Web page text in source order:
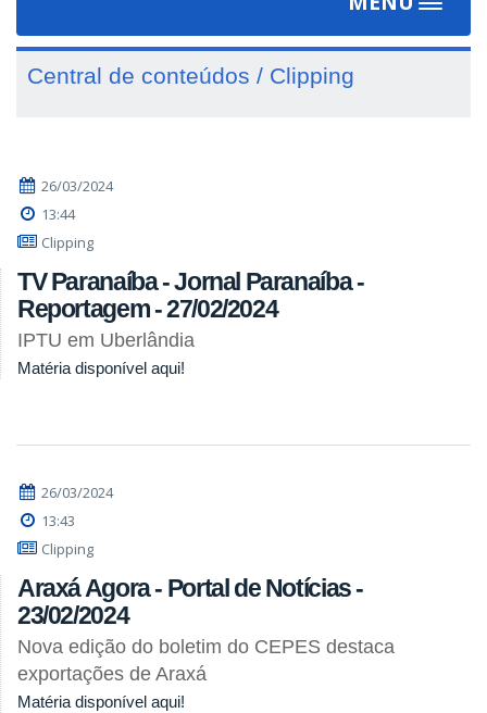
Toggle
Central de conteúdos / Clipping
26/03/2024
13:44
Clipping
TV Paranaíba - Jornal Paranaíba -
Reportagem - 27/02/2024
IPTU em Uberlândia
Matéria disponível aqui!
26/03/2024
13:43
Clipping
Araxá Agora - Portal de Notícias -
23/02/2024
Nova edição do boletim do CEPES destaca
exportações de Araxá
Matéria disponível aqui!